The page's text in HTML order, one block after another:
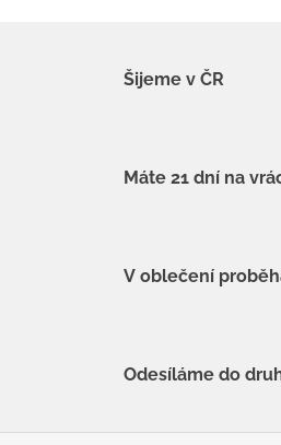
Šijeme v ČR
Máte 21 dní na
V oblečení
Odesíláme do